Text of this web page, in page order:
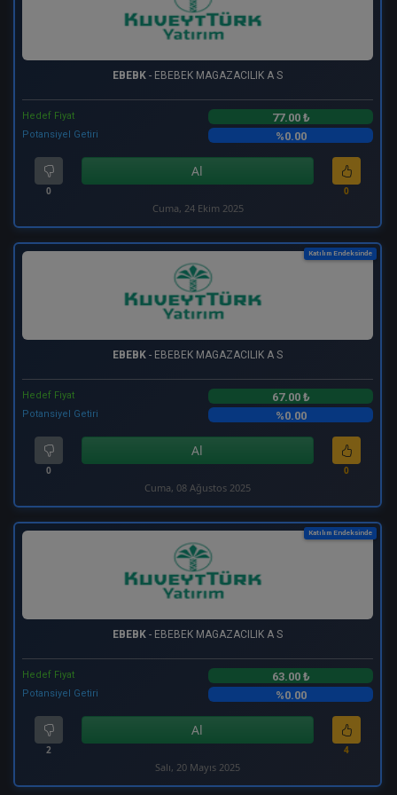
EBEBK - EBEBEK MAGAZACILIK A S
Hedef Fiyat 77.00 ₺
Potansiyel Getiri %0.00
0
Al
0
Cuma, 24 Ekim 2025
Katılım Endeksinde
EBEBK - EBEBEK MAGAZACILIK A S
Hedef Fiyat 67.00 ₺
Potansiyel Getiri %0.00
0
Al
0
Cuma, 08 Ağustos 2025
Katılım Endeksinde
EBEBK - EBEBEK MAGAZACILIK A S
Hedef Fiyat 63.00 ₺
Potansiyel Getiri %0.00
2
Al
4
Salı, 20 Mayıs 2025